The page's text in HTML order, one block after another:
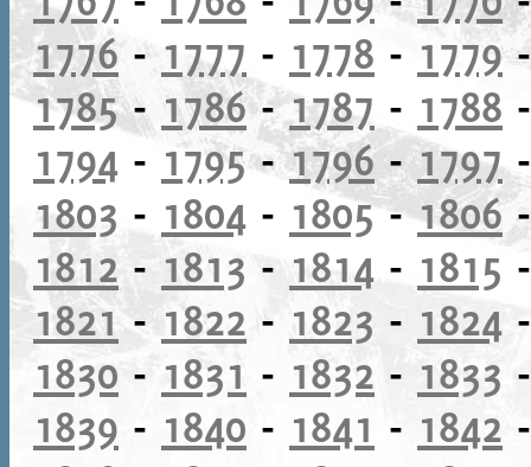
1776- 1777 - 1778 - 1779
1785- 1786-1787 - 1788
1794 - 1795-1796- 1797
1803 - 1804 - 1805-1806
1812 - 1813 - 1814 - 1815
1821- 1822 - 1823 - 1824
1830 - 1831 - 1832 - 1833
1839 - 1840 - 1841 - 1842